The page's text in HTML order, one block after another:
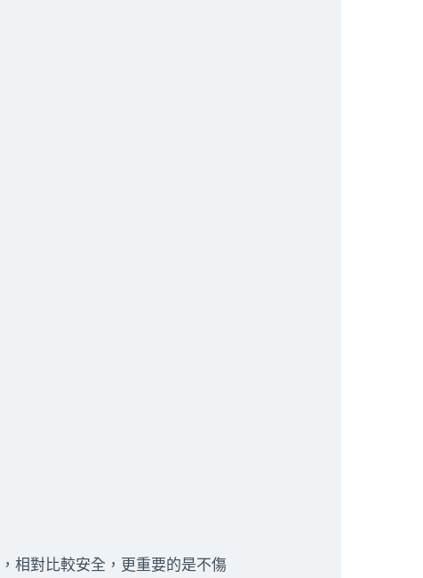
，相對比較安全，更重要的是不傷